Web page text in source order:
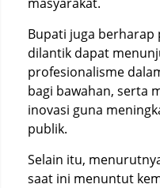
Bupati juga berharap
dilantik dapat
profesionalisme
bagi bawahan, serta
inovasi guna
publik.
Selain itu,
saat ini menuntut